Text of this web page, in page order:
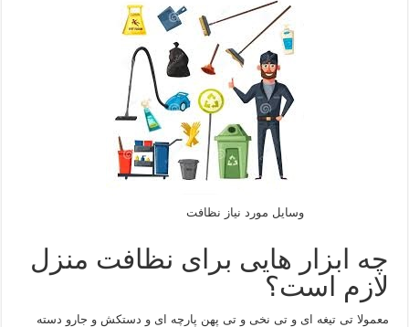
وسایل مورد نیاز نظافت
چه ابزار هایی برای نظافت منزل
لازم است؟
معمولا تی تیغه ای و تی نخی و تی پهن پارچه ای و دستکش و جارو دسته